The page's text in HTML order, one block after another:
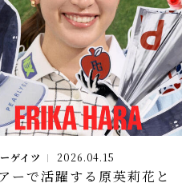
ゲイツ 2026.04.15
ーで活躍する原英莉花と